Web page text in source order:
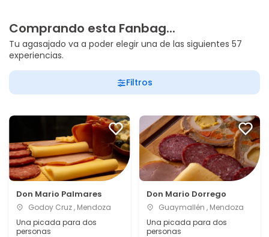
Comprando esta Fanbag...
Tu agasajado va a poder elegir una de las siguientes 57
experiencias.
Filtros
Don Mario Palmares
Godoy Cruz , Mendoza
Una picada para dos
personas
Don Mario Dorrego
Guaymallén , Mendoza
Una picada para dos
personas